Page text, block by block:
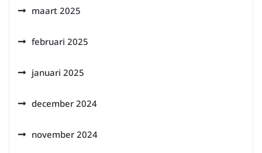
maart 2025
februari 2025
januari 2025
december 2024
november 2024